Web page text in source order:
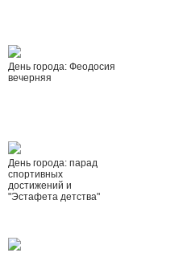
День города: Феодосия
вечерняя
День города: парад
спортивных
достижений и
"Эстафета детства"